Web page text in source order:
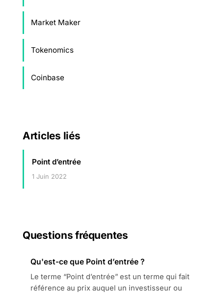
Market Maker
Tokenomics
Coinbase
Articles liés
Point d’entrée
1 Juin 2022
Questions fréquentes
Qu'est-ce que Point d’entrée ?
Le terme “Point d’entrée” est un terme qui fait
référence au prix auquel un investisseur ou